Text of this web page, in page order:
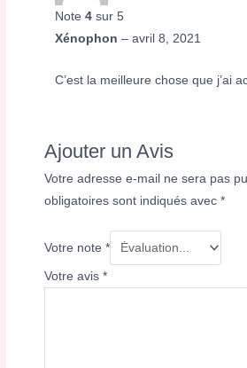
Note4 sur 5
Xénophon– avril 8, 2021
C’est la meilleure chose que j’ai
Ajouter un Avis
Votre adresse e-mail ne sera pas
obligatoires sont indiqués avec*
Votre note*
Votre avis*